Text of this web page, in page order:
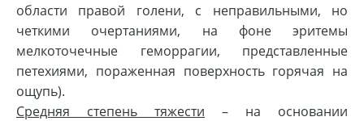
области правой голени, с неправильными, но
четкими очертаниями, на фоне эритемы
мелкоточечные геморрагии, представленные
петехиями, пораженная поверхность горячая на
ощупь).
Средняя степень тяжести – на основании